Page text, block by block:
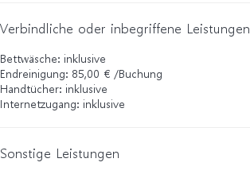
Verbindliche oder inbegriffene Leistungen
Bettwäsche: inklusive
Endreinigung: 85,00 € /Buchung
Handtücher: inklusive
Internetzugang: inklusive
Sonstige Leistungen